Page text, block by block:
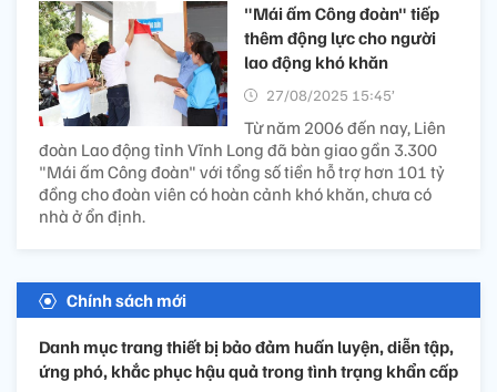
"Mái ấm Công đoàn" tiếp
thêm động lực cho người
lao động khó khăn
27/08/2025 15:45’
Từ năm 2006 đến nay, Liên
đoàn Lao động tỉnh Vĩnh Long đã bàn giao gần 3.300
"Mái ấm Công đoàn" với tổng số tiền hỗ trợ hơn 101 tỷ
đồng cho đoàn viên có hoàn cảnh khó khăn, chưa có
nhà ở ổn định.
Chính sách mới
Danh mục trang thiết bị bảo đảm huấn luyện, diễn tập,
ứng phó, khắc phục hậu quả trong tình trạng khẩn cấp